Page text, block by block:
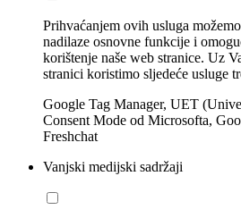
Prihvaćanjem ovih usluga
nadilaze osnovne funkcije i
korištenje naše web stranice. Uz
stranici koristimo sljedeće usluge
Google Tag Manager, UET
Consent Mode od Microsofta,
Freshchat
Vanjski medijski sadržaji